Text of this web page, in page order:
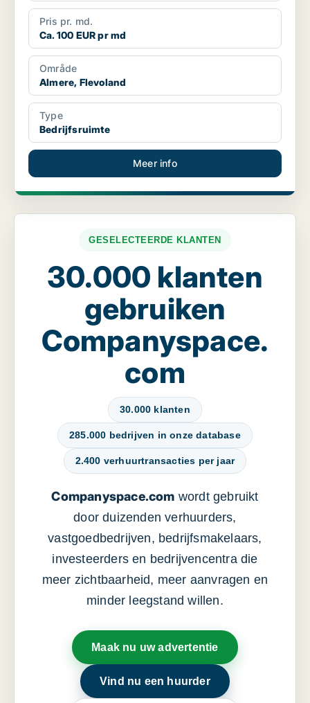
Pris pr. md.
Ca. 100 EUR pr md
Område
Almere, Flevoland
Type
Bedrijfsruimte
Meer info
GESELECTEERDE KLANTEN
30.000 klanten
gebruiken
Companyspace.
com
30.000 klanten
285.000 bedrijven in onze database
2.400 verhuurtransacties per jaar
Companyspace.com wordt gebruikt
door duizenden verhuurders,
vastgoedbedrijven, bedrijfsmakelaars,
investeerders en bedrijvencentra die
meer zichtbaarheid, meer aanvragen en
minder leegstand willen.
Maak nu uw advertentie
Vind nu een huurder